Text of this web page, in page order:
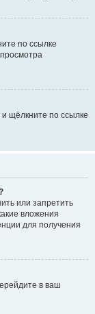
по ссылке
щёлкните по ссылке
или запретить
вложения
для получения
в ваш